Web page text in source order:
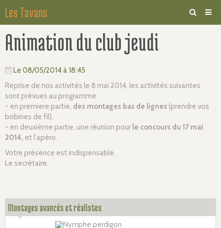
Les Tavans
Association
Les bases
Nos mouches
Vidéos
Album
Liens
Animation du club jeudi
Le 08/05/2014à 18:45
Reprise de nos activités le 8 mai 2014, les activités suivantes
sont prévues au programme :
- en premiere partie, des montages bas de lignes (prendre vos
bobines de fil).
- en deuxième partie, une réunion pourle concours du 17 mai
2014, et l'apéro.
Votre présence est indispensable.
Le secrétaire.
Montages avancés et réalistes